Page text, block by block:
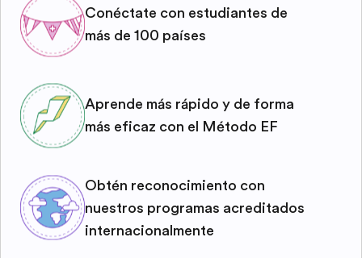
Conéctate con estudiantes de
más de 100 países
Aprende más rápido y de forma
más eficaz con el Método EF
Obtén reconocimiento con
nuestros programas acreditados
internacionalmente